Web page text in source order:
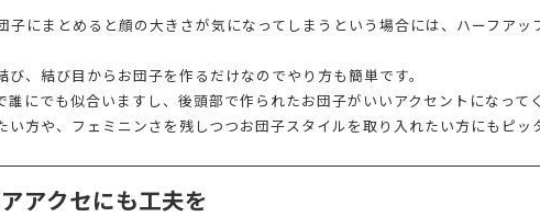
にまとめると顔の大きさが気になってしまうという場合には、ハーフア
、結び目からお団子を作るだけなのでやり方も簡単です。
にでも似合いますし、後頭部で作られたお団子がいいアクセントになってく
方や、フェミニンさを残しつつお団子スタイルを取り入れたい方にもピッ
アクセにも工夫を